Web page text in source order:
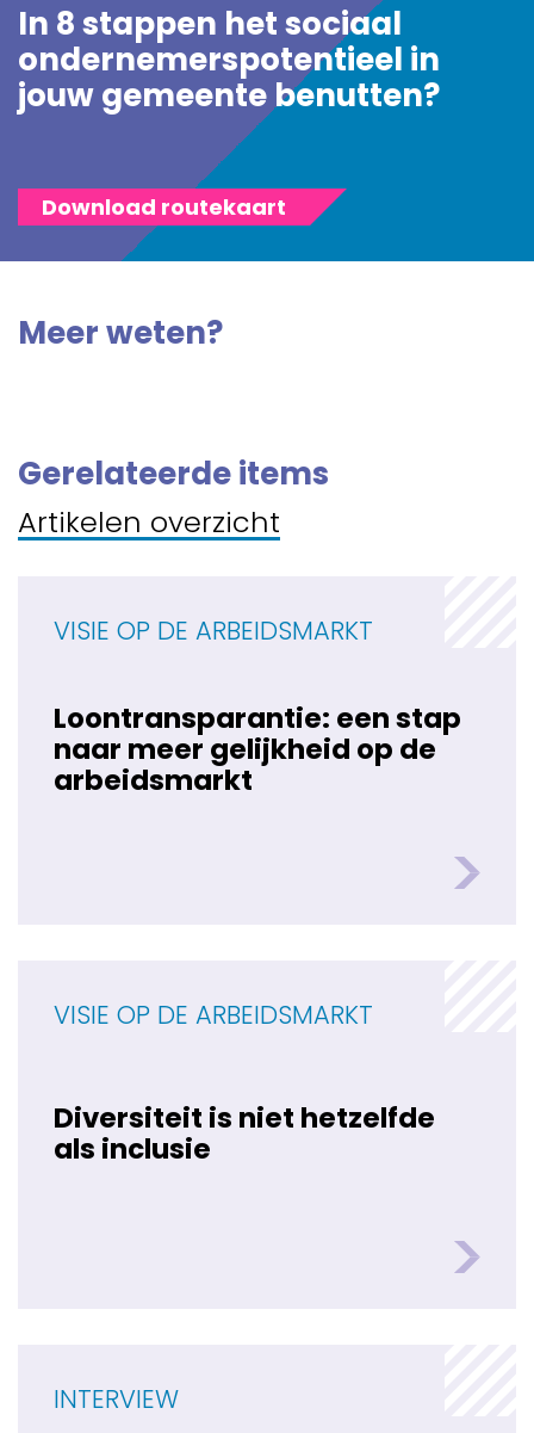
In 8 stappen het sociaal
ondernemerspotentieel in
jouw gemeente benutten?
Download routekaart
Meer weten?
Gerelateerde items
Artikelen overzicht
VISIE OP DE ARBEIDSMARKT
Loontransparantie: een stap
naar meer gelijkheid op de
arbeidsmarkt
VISIE OP DE ARBEIDSMARKT
Diversiteit is niet hetzelfde
als inclusie
INTERVIEW